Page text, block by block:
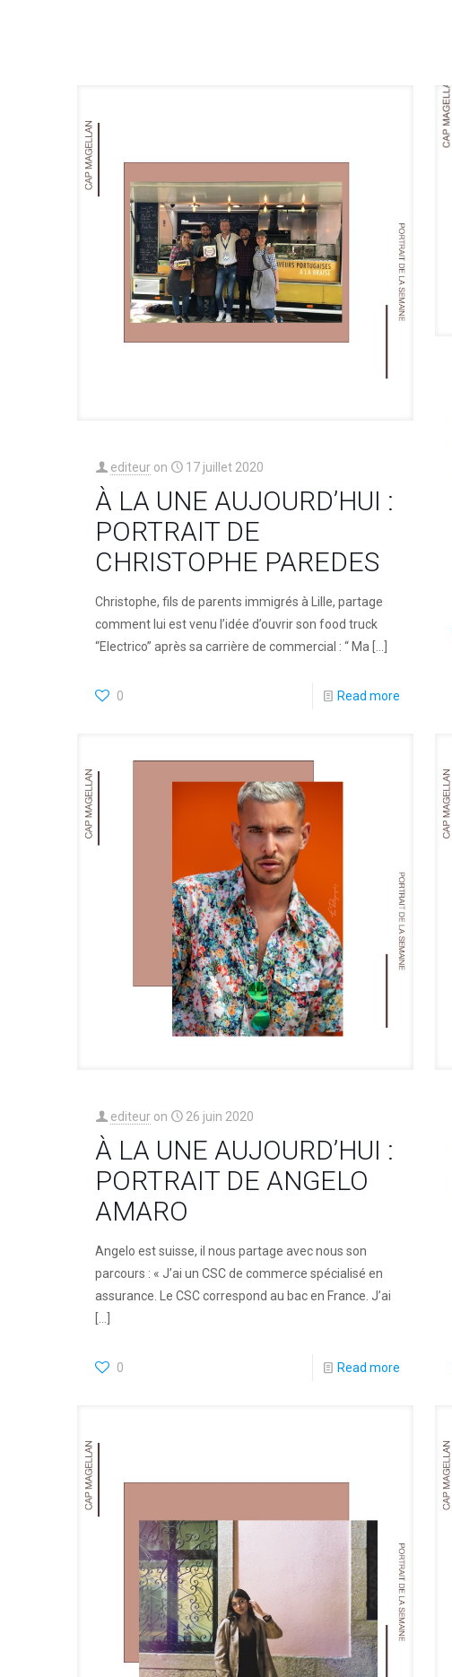
editeur on 17 juillet 2020
À LA UNE AUJOURD’HUI :
PORTRAIT DE
CHRISTOPHE PAREDES
Christophe, fils de parents immigrés à Lille, partage
comment lui est venu l’idée d’ouvrir son food truck
“Electrico” après sa carrière de commercial : “ Ma
0 Read more
editeur on 26 juin 2020
À LA UNE AUJOURD’HUI :
PORTRAIT DE ANGELO
AMARO
Angelo est suisse, il nous partage avec nous son
parcours : « J’ai un CSC de commerce spécialisé en
assurance. Le CSC correspond au bac en France. J’ai
0 Read more